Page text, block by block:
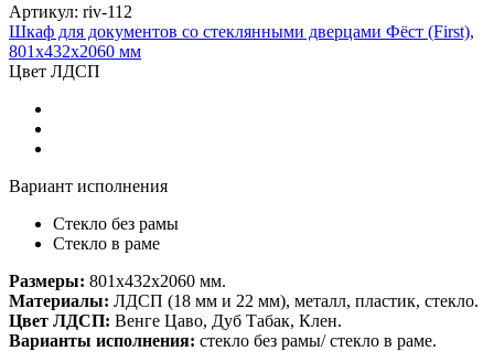
Артикул: riv-112
Шкаф для документов со стеклянными дверцами Фёст (First),
801х432х2060 мм
Цвет ЛДСП
Вариант исполнения
Стекло без рамы
Стекло в раме
Размеры: 801х432х2060 мм.
Материалы: ЛДСП (18 мм и 22 мм), металл, пластик, стекло.
Цвет ЛДСП: Венге Цаво, Дуб Табак, Клен.
Варианты исполнения: стекло без рамы/ стекло в раме.